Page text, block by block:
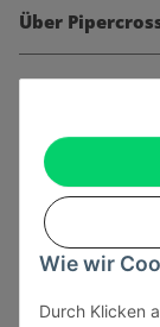
Wie wir
Durch Klicken
Über
Informationen
Gesetzliche